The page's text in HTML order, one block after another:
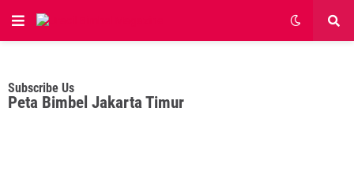
Subscribe Us
Peta Bimbel Jakarta Timur